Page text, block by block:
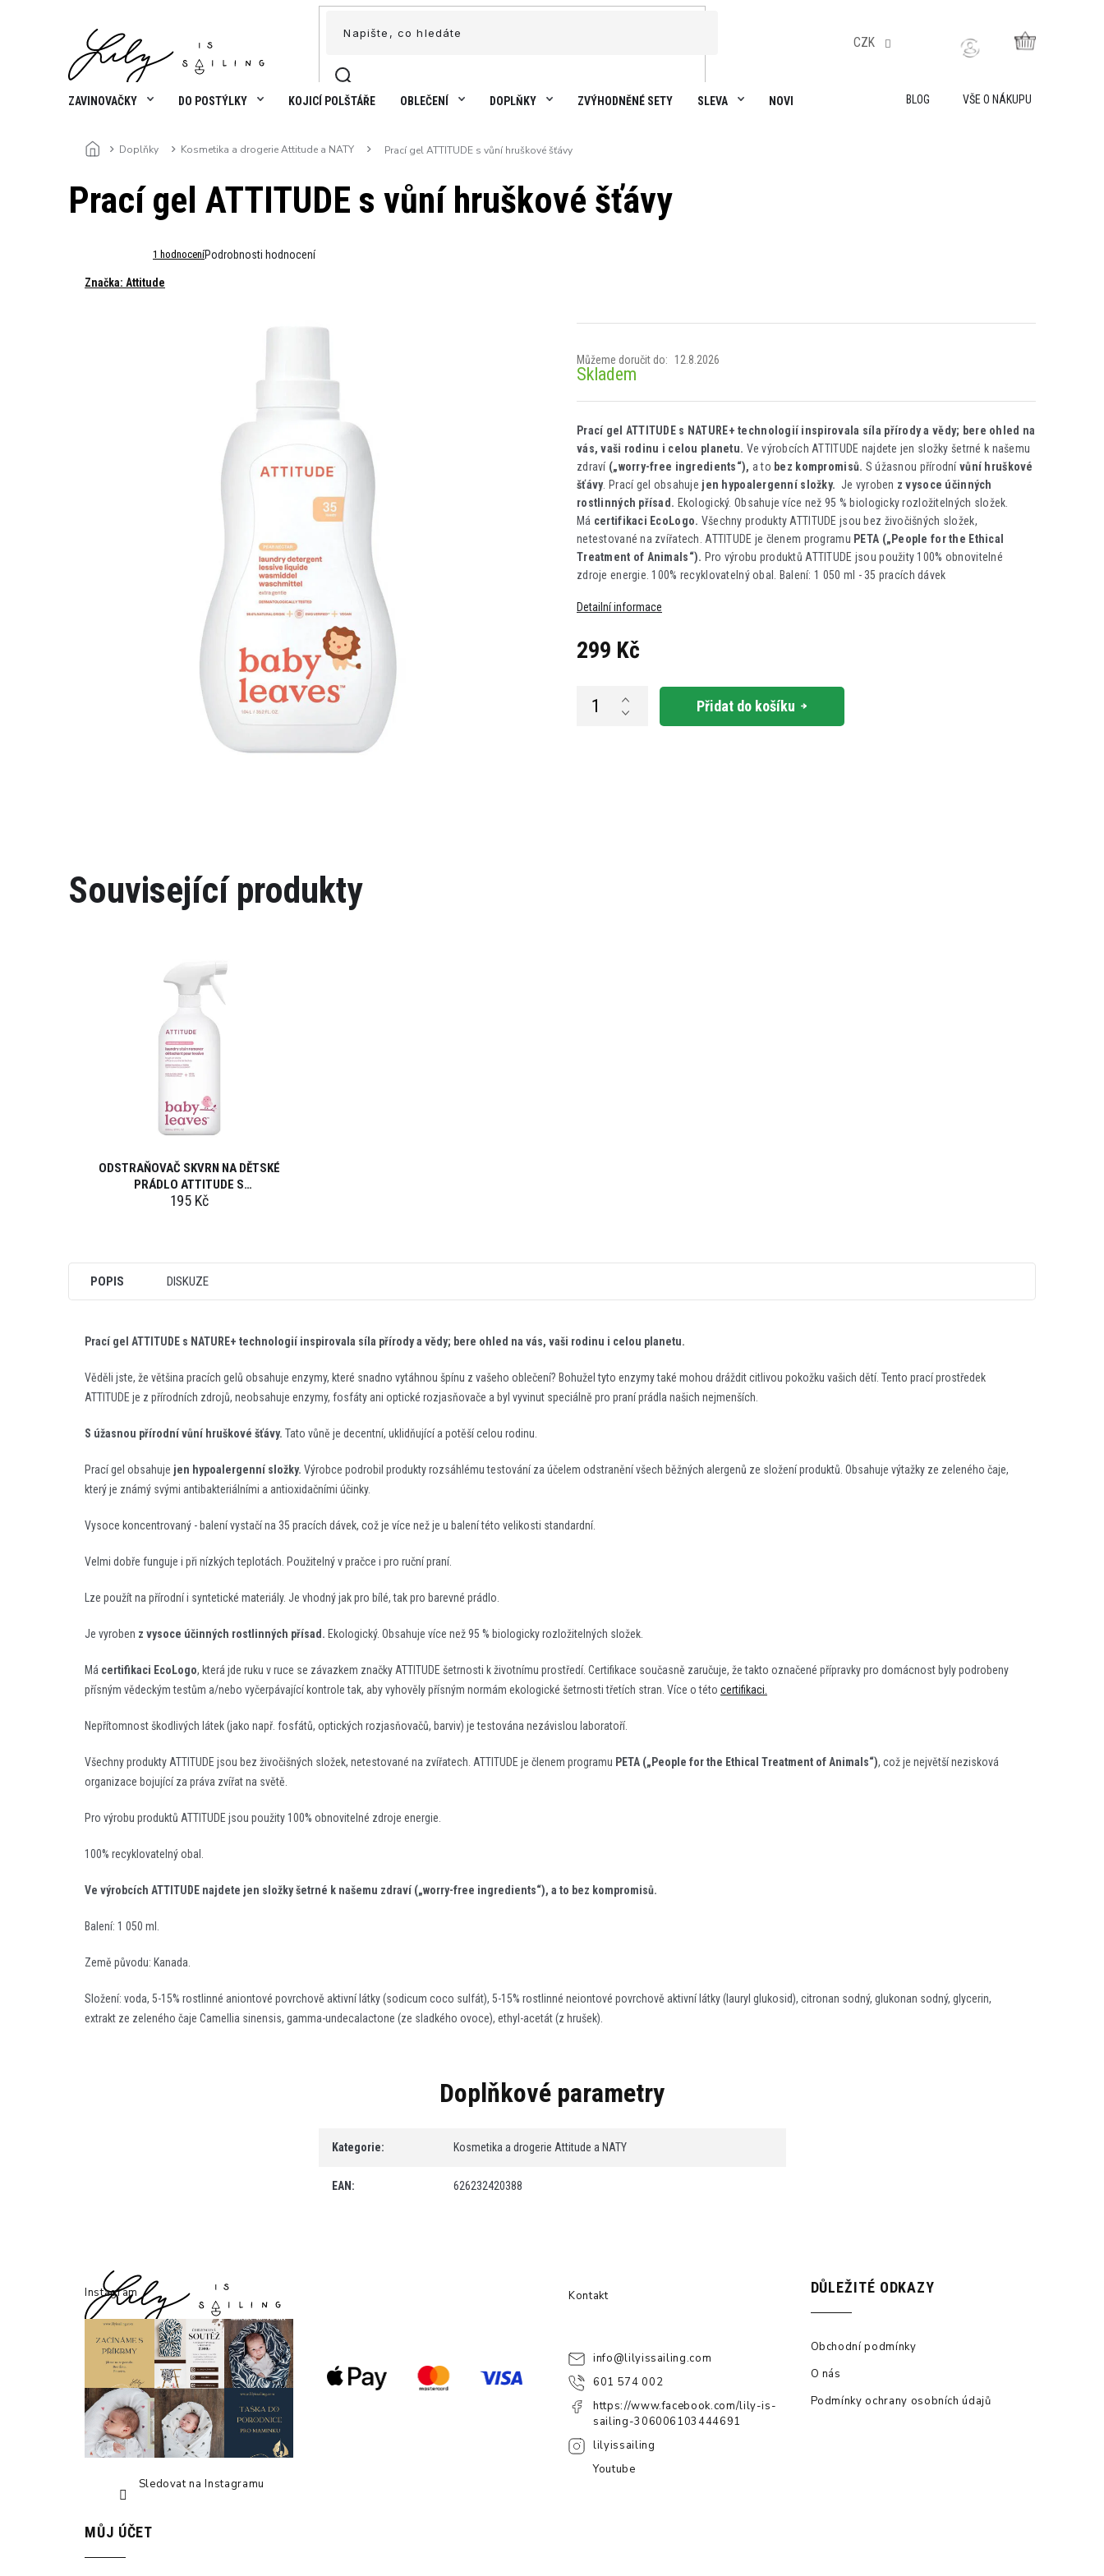
BLOG VŠE O NÁKUPU
CZK
ZAVINOVAČKY DO POSTÝLKY KOJICÍ POLŠTÁŘE OBLEČENÍ DOPLŇKY ZVÝHODNĚNÉ SETY SLEVA NOVINKY AKADEMIE LILY IS SAILING VŠE O NÁKUPU
Domů Doplňky Kosmetika a drogerie Attitude a NATY Prací gel ATTITUDE s vůní hruškové šťávy
Prací gel ATTITUDE s vůní hruškové šťávy
produktu
1 hodnoceníPodrobnosti hodnocení
Značka: Attitude
299 Kč
Skladem
Můžeme doručit do: 12.8.2026
Přidat do košíku
Prací gel ATTITUDE s NATURE+ technologií inspirovala síla přírody a vědy; bere ohled na
vás, vaši rodinu i celou planetu. Ve výrobcích ATTITUDE najdete jen složky šetrné k našemu
zdraví(„worry-free ingredients“), a to bez kompromisů. S úžasnou přírodnívůní hruškové
šťávy. Prací gel obsahuje jen hypoalergenní složky. Je vyroben z vysoce účinných
rostlinných přísad. Ekologický. Obsahuje více než 95 % biologicky rozložitelných složek.
Má certifikaci EcoLogo. Všechny produkty ATTITUDE jsou bez živočišných složek,
netestované na zvířatech. ATTITUDE je členem programu PETA („People for the Ethical
Treatment of Animals“). Pro výrobu produktů ATTITUDE jsou použity 100% obnovitelné
zdroje energie. 100% recyklovatelný obal. Balení: 1 050 ml - 35 pracích dávek
Detailní informace
Související produkty
ODSTRAŇOVAČ SKVRN NA DĚTSKÉ
PRÁDLO ATTITUDE S
ROZPRAŠOVAČEM 800 ML
195 Kč
POPIS DISKUZE
Prací gel ATTITUDE s NATURE+ technologií inspirovala síla přírody a vědy; bere ohled na vás, vaši rodinu i celou planetu.
Věděli jste, že většina pracích gelů obsahuje enzymy, které snadno vytáhnou špínu z vašeho oblečení? Bohužel tyto enzymy také mohou dráždit citlivou pokožku vašich dětí. Tento prací prostředek
ATTITUDE je z přírodních zdrojů, neobsahuje enzymy, fosfáty ani optické rozjasňovače a byl vyvinut speciálně pro praní prádla našich nejmenších.
S úžasnou přírodní vůní hruškové šťávy. Tato vůně je decentní, uklidňující a potěší celou rodinu.
Prací gel obsahuje jen hypoalergenní složky. Výrobce podrobil produkty rozsáhlému testování za účelem odstranění všech běžných alergenů ze složení produktů. Obsahuje výtažky ze zeleného čaje,
který je známý svými antibakteriálními a antioxidačními účinky.
Vysoce koncentrovaný - balení vystačí na 35 pracích dávek, což je více než je u balení této velikosti standardní.
Velmi dobře funguje i při nízkých teplotách. Použitelný v pračce i pro ruční praní.
Lze použít na přírodní i syntetické materiály. Je vhodný jak pro bílé, tak pro barevné prádlo.
Je vyroben z vysoce účinných rostlinných přísad. Ekologický. Obsahuje více než 95 % biologicky rozložitelných složek.
Má certifikaci EcoLogo, která jde ruku v ruce se závazkem značky ATTITUDE šetrnosti k životnímu prostředí. Certifikace současně zaručuje, že takto označené přípravky pro domácnost byly podrobeny
přísným vědeckým testům a/nebo vyčerpávající kontrole tak, aby vyhověly přísným normám ekologické šetrnosti třetích stran. Více o této certifikaci.
Nepřítomnost škodlivých látek (jako např. fosfátů, optických rozjasňovačů, barviv) je testována nezávislou laboratoří.
Všechny produkty ATTITUDE jsou bez živočišných složek, netestované na zvířatech. ATTITUDE je členem programu PETA („People for the Ethical Treatment of Animals“), což je největší nezisková
organizace bojující za práva zvířat na světě.
Pro výrobu produktů ATTITUDE jsou použity 100% obnovitelné zdroje energie.
100% recyklovatelný obal.
Ve výrobcích ATTITUDE najdete jen složky šetrné k našemu zdraví („worry-free ingredients“), a to bez kompromisů.
Balení: 1 050 ml.
Země původu: Kanada.
Složení: voda, 5-15% rostlinné aniontové povrchově aktivní látky (sodicum coco sulfát), 5-15% rostlinné neiontové povrchově aktivní látky (lauryl glukosid), citronan sodný, glukonan sodný, glycerin,
extrakt ze zeleného čaje Camellia sinensis, gamma-undecalactone (ze sladkého ovoce), ethyl-acetát (z hrušek).
Doplňkové parametry
Kategorie: Kosmetika a drogerie Attitude a NATY
EAN: 626232420388
Instagram
Sledovat na Instagramu
Kontakt
info@lilyissailing.com
601 574 002
https://www.facebook.com/lily-is-
sailing-306006103444691
lilyissailing
Youtube
DŮLEŽITÉ ODKAZY
Obchodní podmínky
O nás
Podmínky ochrany osobních údajů
MŮJ ÚČET